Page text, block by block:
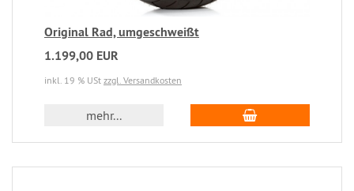
Original Rad, umgeschweißt
1.199,00 EUR
inkl. 19 % USt zzgl. Versandkosten
mehr...